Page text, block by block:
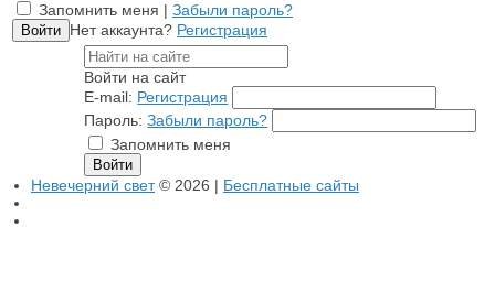
Запомнить меня | Забыли пароль?
Нет аккаунта? Регистрация
Войти на сайт
E-mail: Регистрация
Пароль: Забыли пароль?
Запомнить меня
Невечерний свет© 2026 | Бесплатные сайты